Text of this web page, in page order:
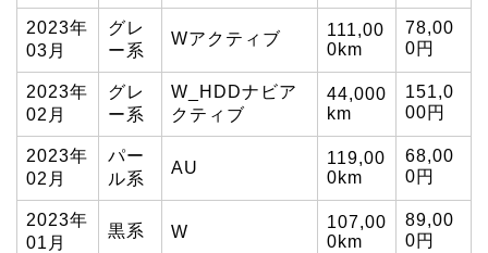
2023年
03月
グレ
ー系
Wアクティブ
111,00
0km
78,00
0円
2023年
02月
グレ
ー系
W_HDDナビア
クティブ
44,000
km
151,0
00円
2023年
02月
パー
ル系
AU
119,00
0km
68,00
0円
2023年
01月
黒系 W
107,00
0km
89,00
0円